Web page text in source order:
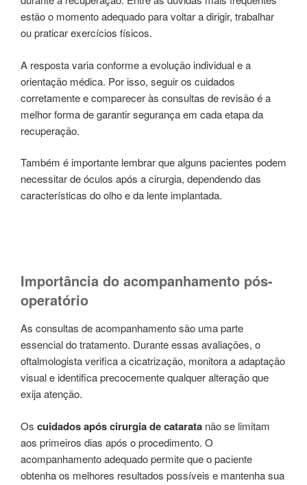
estão o momento adequado para voltar a dirigir, trabalhar
ou praticar exercícios físicos.
A resposta varia conforme a evolução individual e a
orientação médica. Por isso, seguir os cuidados
corretamente e comparecer às consultas de revisão é a
melhor forma de garantir segurança em cada etapa da
recuperação.
Também é importante lembrar que alguns pacientes podem
necessitar de óculos após a cirurgia, dependendo das
características do olho e da lente implantada.
Importância do acompanhamento pós-
operatório
As consultas de acompanhamento são uma parte
essencial do tratamento. Durante essas avaliações, o
oftalmologista verifica a cicatrização, monitora a adaptação
visual e identifica precocemente qualquer alteração que
exija atenção.
Os cuidados após cirurgia de catarata não se limitam
aos primeiros dias após o procedimento. O
acompanhamento adequado permite que o paciente
obtenha os melhores resultados possíveis e mantenha sua